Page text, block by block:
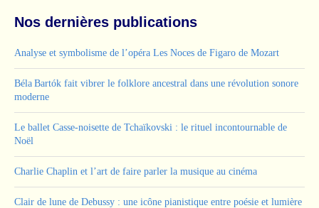
Nos dernières publications
Analyse et symbolisme de l’opéra Les Noces de Figaro de Mozart
Béla Bartók fait vibrer le folklore ancestral dans une révolution sonore
moderne
Le ballet Casse-noisette de Tchaïkovski : le rituel incontournable de
Noël
Charlie Chaplin et l’art de faire parler la musique au cinéma
Clair de lune de Debussy : une icône pianistique entre poésie et lumière